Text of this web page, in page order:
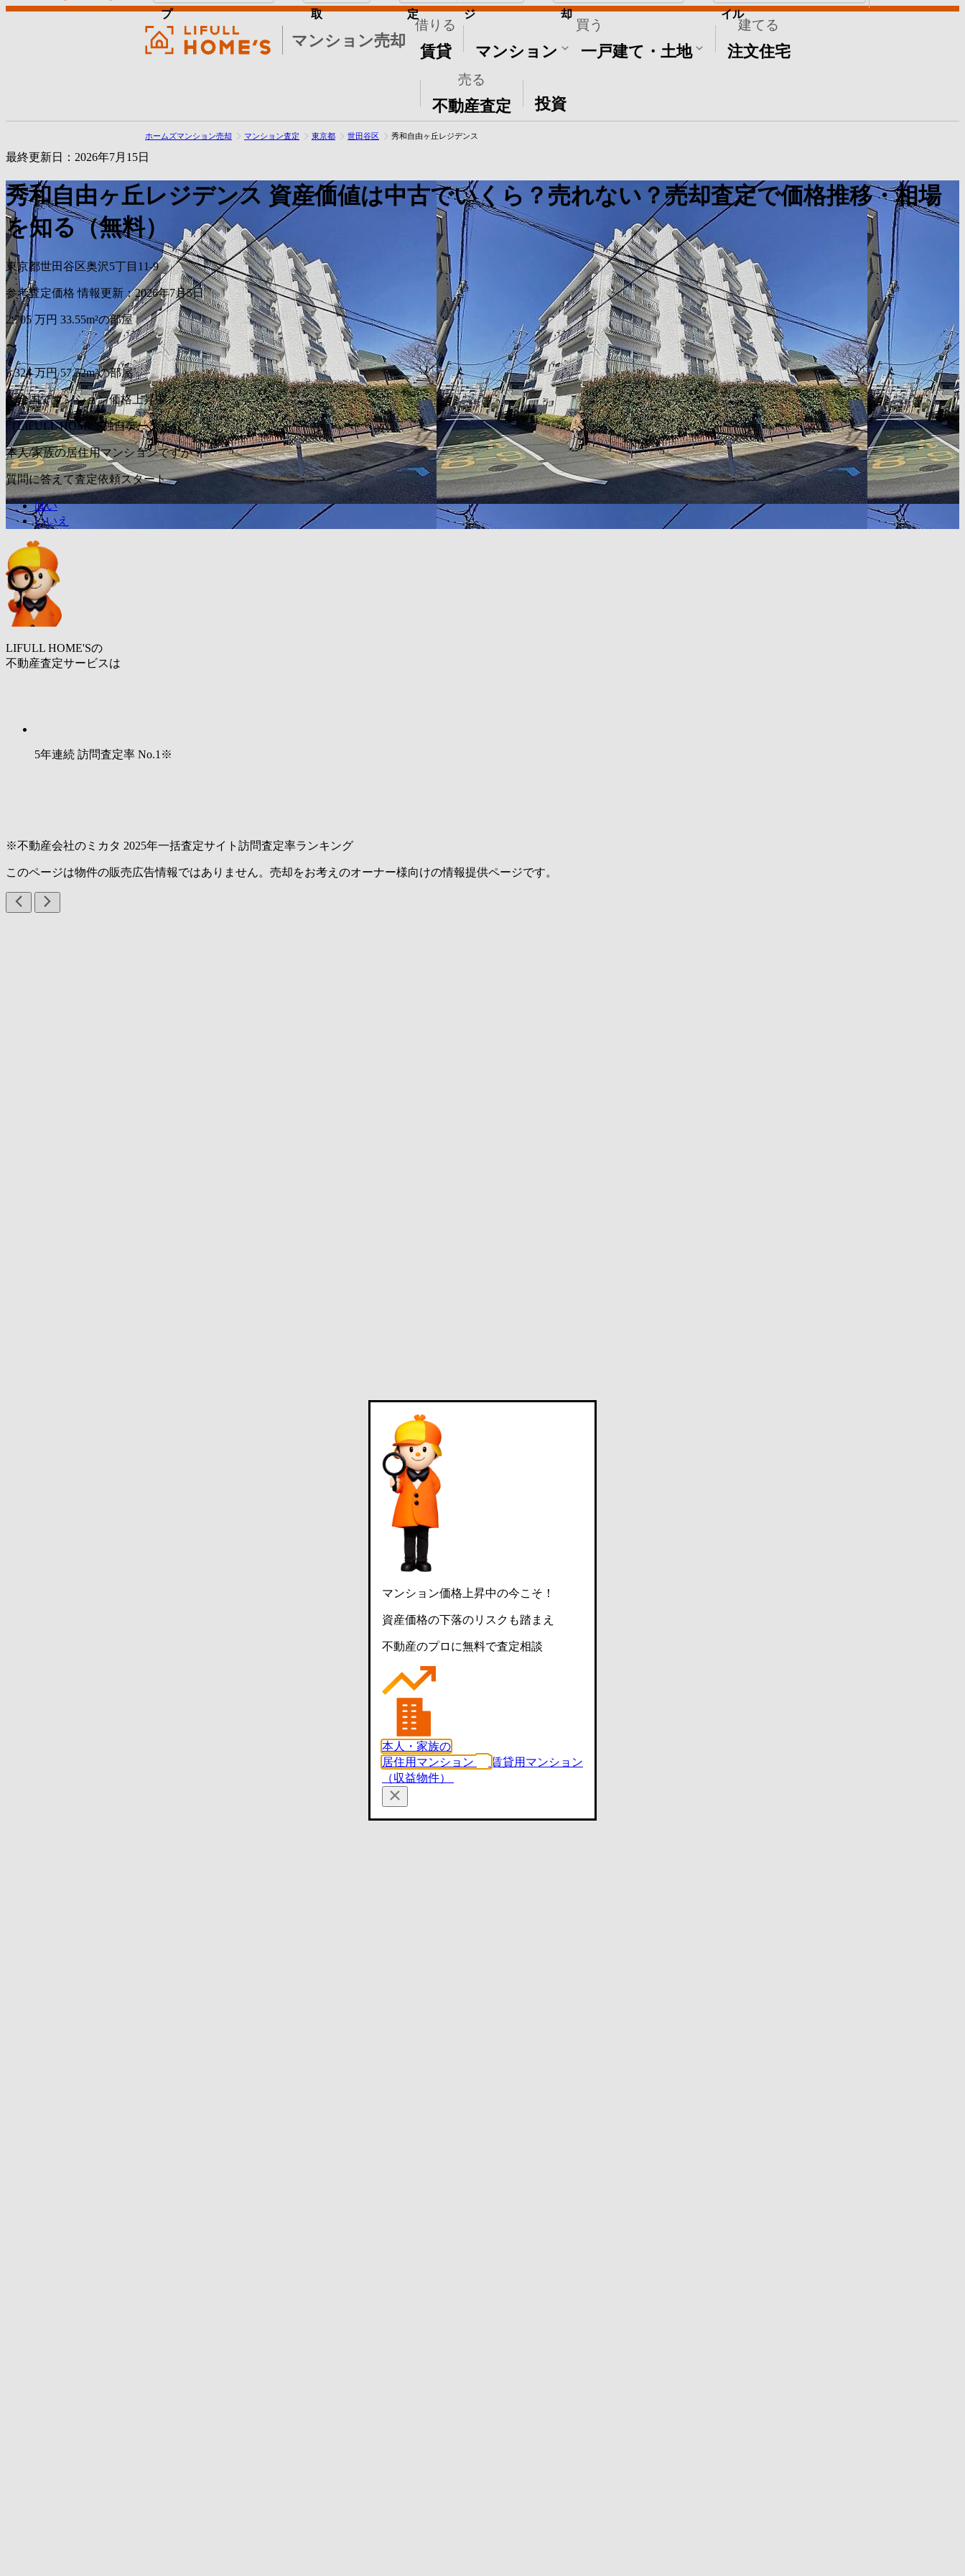
マンション売却
借りる
賃貸
買う
マンション 一戸建て・土地
建てる
注文住宅
売る
不動産査定
その他
投資
プ 取 定 ジ 却 イル
ホームズマンション売却 マンション査定 東京都 世田谷区 秀和自由ヶ丘レジデンス
最終更新日：2026年7月15日
秀和自由ヶ丘レジデンス 資産価値は中古でいくら？売れない？売却査定で価格推移・相場
を知る（無料）
東京都世田谷区奥沢5丁目11-9
参考査定価格 情報更新：2026年7月5日
2,705 万円 33.55m²の部屋
〜
5,324 万円 57.52m²の部屋
＼全国でマンション価格上昇中／
（LIFULL HOME'S独自データより）
本人/家族の居住用マンションですか？
質問に答えて査定依頼スタート
はい
いいえ
LIFULL HOME'Sの
不動産査定サービスは
5年連続 訪問査定率 No.1 ※
※不動産会社のミカタ 2025年一括査定サイト訪問査定率ランキング
このページは物件の販売広告情報ではありません。売却をお考えのオーナー様向けの情報提供ページです。
マンション価格上昇中の今こそ！
資産価格の下落のリスクも踏まえ
不動産のプロに無料で査定相談
本人・家族の
居住用マンション
賃貸用マンション
（収益物件）